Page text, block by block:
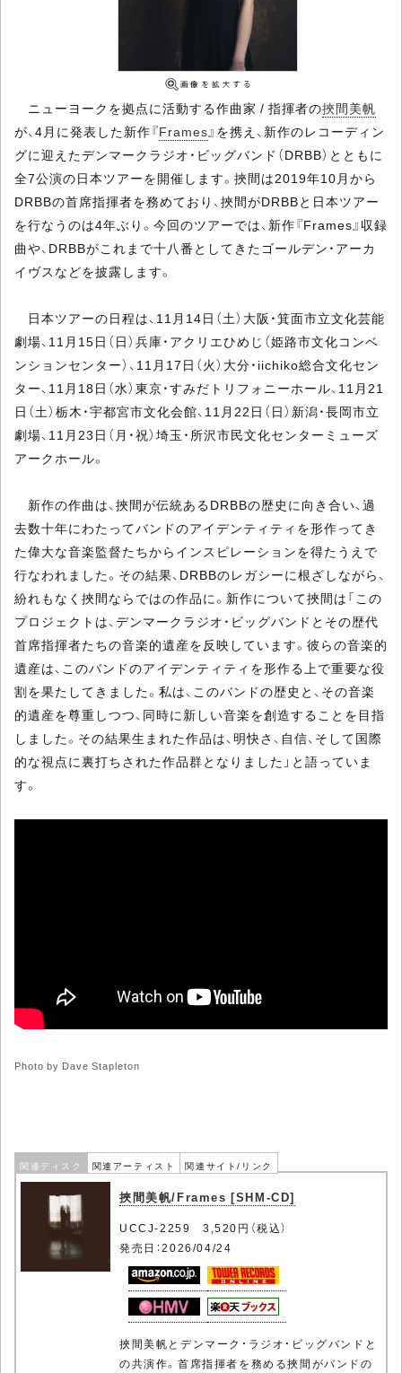
ニューヨークを拠点に活動する作曲家 / 指揮者の挾間美帆
が、4月に発表した新作『Frames』を携え、新作のレコーディン
グに迎えたデンマークラジオ・ビッグバンド（DRBB）とともに
全7公演の日本ツアーを開催します。挾間は2019年10月から
DRBBの首席指揮者を務めており、挾間がDRBBと日本ツアー
を行なうのは4年ぶり。今回のツアーでは、新作『Frames』収録
曲や、DRBBがこれまで十八番としてきたゴールデン・アーカ
イヴスなどを披露します。
日本ツアーの日程は、11月14日（土）大阪・箕面市立文化芸能
劇場、11月15日（日）兵庫・アクリエひめじ（姫路市文化コンベ
ンションセンター）、11月17日（火）大分・iichiko総合文化セン
ター、11月18日（水）東京・すみだトリフォニーホール、11月21
日（土）栃木・宇都宮市文化会館、11月22日（日）新潟・長岡市立
劇場、11月23日（月・祝）埼玉・所沢市民文化センターミューズ
アークホール。
新作の作曲は、挾間が伝統あるDRBBの歴史に向き合い、過
去数十年にわたってバンドのアイデンティティを形作ってき
た偉大な音楽監督たちからインスピレーションを得たうえで
行なわれました。その結果、DRBBのレガシーに根ざしながら、
紛れもなく挾間ならではの作品に。新作について挾間は「この
プロジェクトは、デンマークラジオ・ビッグバンドとその歴代
首席指揮者たちの音楽的遺産を反映しています。彼らの音楽的
遺産は、このバンドのアイデンティティを形作る上で重要な役
割を果たしてきました。私は、このバンドの歴史と、その音楽
的遺産を尊重しつつ、同時に新しい音楽を創造することを目指
しました。その結果生まれた作品は、明快さ、自信、そして国際
的な視点に裏打ちされた作品群となりました」と語っていま
す。
Photo by Dave Stapleton
関連ディスク 関連アーティスト 関連サイト/リンク
挾間美帆/Frames [SHM-CD]
UCCJ-2259 3,520円（税込）
発売日：2026/04/24
挾間美帆とデンマーク・ラジオ・ビッグバンドと
の共演作。首席指揮者を務める挾間がバンドの